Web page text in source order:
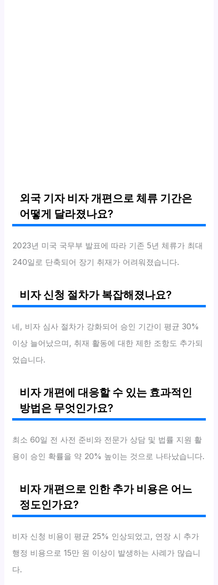
외국 기자 비자 개편으로 체류 기간은
어떻게 달라졌나요?
2023년 미국 국무부 발표에 따라 기존 5년 체류가 최대
240일로 단축되어 장기 취재가 어려워졌습니다.
비자 신청 절차가 복잡해졌나요?
네, 비자 심사 절차가 강화되어 승인 기간이 평균 30%
이상 늘어났으며, 취재 활동에 대한 제한 조항도 추가되
었습니다.
비자 개편에 대응할 수 있는 효과적인
방법은 무엇인가요?
최소 60일 전 사전 준비와 전문가 상담 및 법률 지원 활
용이 승인 확률을 약 20% 높이는 것으로 나타났습니다.
비자 개편으로 인한 추가 비용은 어느
정도인가요?
비자 신청 비용이 평균 25% 인상되었고, 연장 시 추가
행정 비용으로 15만 원 이상이 발생하는 사례가 많습니
다.